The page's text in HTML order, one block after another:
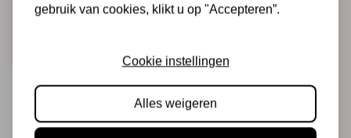
€1,25 Op voorraad
gebruik van cookies, klikt u op "Accepteren”.
Cookie instellingen
Alles weigeren